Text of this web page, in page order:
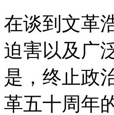
在谈到文革
迫害以及广
是，终止政
革五十周年